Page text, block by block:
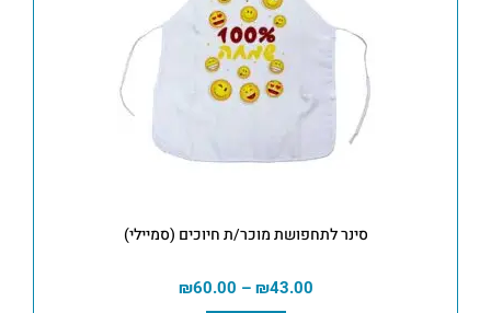
סינר לתחפושת מוכר/ת חיוכים (סמיילי)
₪43.00
–
₪60.00